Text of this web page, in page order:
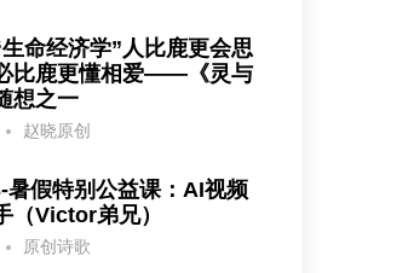
命经济学”人比鹿更会思
比鹿更懂相爱——《灵与
想之一
赵晓原创
暑假特别公益课：AI视频
（Victor弟兄）
原创诗歌